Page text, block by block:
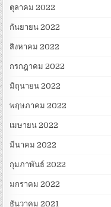
ตุลาคม 2022
กันยายน 2022
สิงหาคม 2022
กรกฎาคม 2022
มิถุนายน 2022
พฤษภาคม 2022
เมษายน 2022
มีนาคม 2022
กุมภาพันธ์ 2022
มกราคม 2022
ธันวาคม 2021